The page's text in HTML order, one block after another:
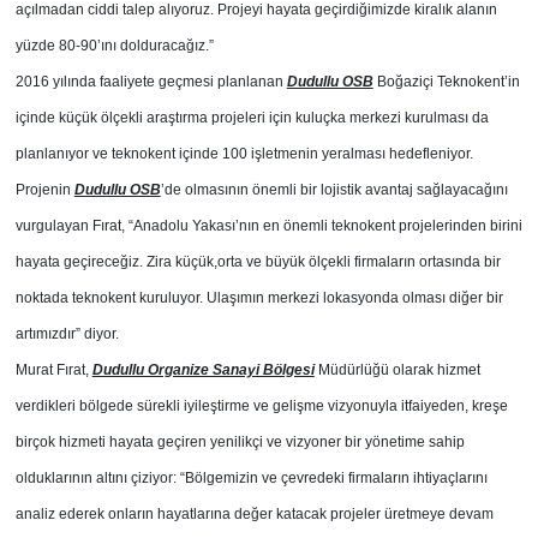
açılmadan ciddi talep alıyoruz. Projeyi hayata geçirdiğimizde kiralık alanın
yüzde 80-90’ını dolduracağız.”
2016 yılında faaliyete geçmesi planlanan Dudullu OSBBoğaziçi Teknokent’in
içinde küçük ölçekli araştırma projeleri için kuluçka merkezi kurulması da
planlanıyor ve teknokent içinde 100 işletmenin yeralması hedefleniyor.
Projenin Dudullu OSB’de olmasının önemli bir lojistik avantaj sağlayacağını
vurgulayan Fırat, “Anadolu Yakası’nın en önemli teknokent projelerinden birini
hayata geçireceğiz. Zira küçük,orta ve büyük ölçekli firmaların ortasında bir
noktada teknokent kuruluyor. Ulaşımın merkezi lokasyonda olması diğer bir
artımızdır” diyor.
Murat Fırat, Dudullu Organize Sanayi BölgesiMüdürlüğü olarak hizmet
verdikleri bölgede sürekli iyileştirme ve gelişme vizyonuyla itfaiyeden, kreşe
birçok hizmeti hayata geçiren yenilikçi ve vizyoner bir yönetime sahip
olduklarının altını çiziyor: “Bölgemizin ve çevredeki firmaların ihtiyaçlarını
analiz ederek onların hayatlarına değer katacak projeler üretmeye devam